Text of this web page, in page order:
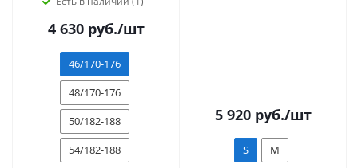
4 630 руб./шт
46/170-176
48/170-176
50/182-188
54/182-188
5 920 руб./шт
S M